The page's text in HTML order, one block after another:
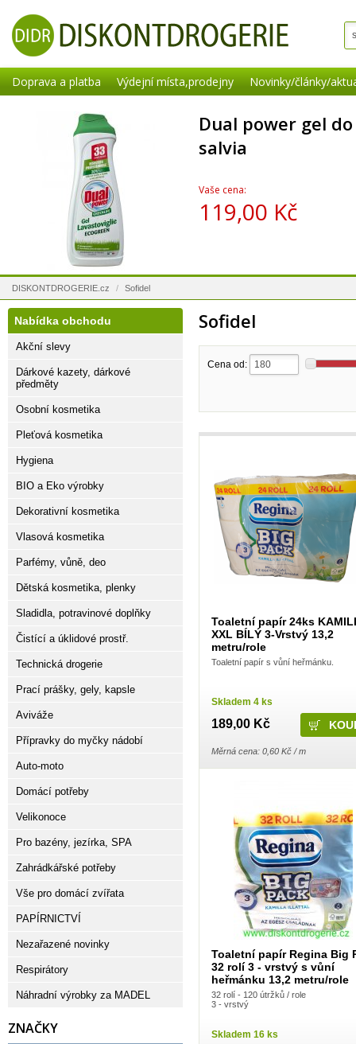
Doprava a platba Výdejní místa,prodejny Novinky/články/
Dual power gel
salvia
Vaše cena:
119,00 Kč
DISKONTDROGERIE.cz / Sofidel
Sofidel
Cena od:
Toaletní papír 24ks
XXL BÍLÝ 3-Vrstvý 13,2
metru/role
Toaletní papír s vůní heřmánku.
Skladem 4 ks
189,00 Kč
Měrná cena: 0,60 Kč / m
Toaletní papír Regina Big
32 rolí 3 - vrstvý s vůní
heřmánku 13,2 metru/role
32 rolí - 120 útržků / role
3 - vrstvý
Skladem 16 ks
Nabídka obchodu
Akční slevy
Dárkové kazety, dárkové
předměty
Osobní kosmetika
Pleťová kosmetika
Hygiena
BIO a Eko výrobky
Dekorativní kosmetika
Vlasová kosmetika
Parfémy, vůně, deo
Dětská kosmetika, plenky
Sladidla, potravinové doplňky
Čistící a úklidové prostř.
Technická drogerie
Prací prášky, gely, kapsle
Aviváže
Přípravky do myčky nádobí
Auto-moto
Domácí potřeby
Velikonoce
Pro bazény, jezírka, SPA
Zahrádkářské potřeby
Vše pro domácí zvířata
PAPÍRNICTVÍ
Nezařazené novinky
Respirátory
Náhradní výrobky za MADEL
ZNAČKY